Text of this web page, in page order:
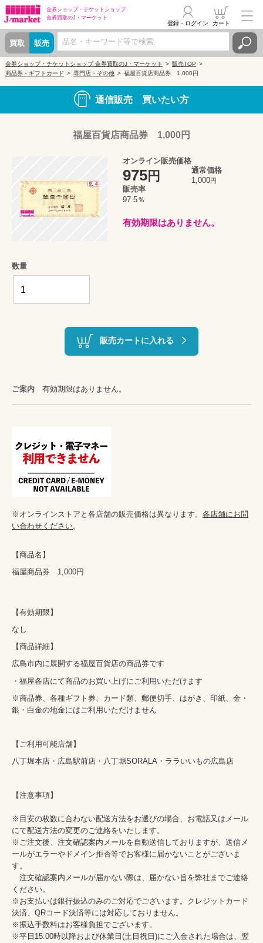
金券ショップ・ チケットショップ
金券買取のJ・マーケット
買取 販売
登録・ログイン カート
金券ショップ・チケットショップ 金券買取のJ・マーケット
販売TOP
商品券・ギフトカード
専門店・その他 福屋百貨店商品券 1,000円
通信販売 買いたい方
福屋百貨店商品券 1,000円
オンライン販売価格
975円
通常価格
1,000円
販売率
97.5％
有効期限はありません。
数量
販売カートに入れる
ご案内 有効期限はありません。
※オンラインストアと各店舗の販売価格は異なります。 各店舗にお問
い合わせください。
【商品名】
福屋商品券　1,000円
【有効期限】
なし
【商品詳細】
広島市内に展開する福屋百貨店の商品券です
・福屋各店にて商品のお買い上げにご利用いただけます
※商品券、各種ギフト券、カード類、郵便切手、はがき、印紙、金・
銀・白金の地金にはご利用いただけません
【ご利用可能店舗】
八丁堀本店・広島駅前店・八丁堀SORALA・ララいいもの広島店
【注意事項】
※目安の枚数に合わない配送方法をお選びの場合、お電話又はメール
にて配送方法の変更のご連絡をいたします。
※ご注文後、注文確認案内メールを自動送信しておりますが、送信メ
ールがエラーやドメイン拒否等でお客様に届かないことがございま
す。
注文確認案内メールが届かない際は、届かない旨を弊社までご連絡
ください。
※お支払いは銀行振込のみのご対応でございます。クレジットカード
決済、QRコード決済等には対応しておりません。
※振込手数料はお客様負担でございます。
※平日15:00時以降および休業日(土日祝日)にご入金された場合は、翌